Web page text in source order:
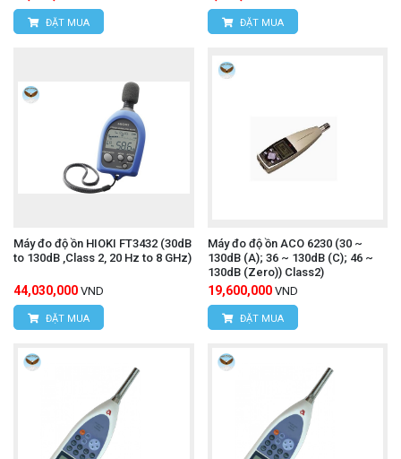
ĐẶT MUA ĐẶT MUA
Máy đo độ ồn HIOKI FT3432 (30dB
to 130dB ,Class 2, 20 Hz to 8 GHz)
44,030,000 VND
ĐẶT MUA
Máy đo độ ồn ACO 6230 (30 ~
130dB (A); 36 ~ 130dB (C); 46 ~
130dB (Zero)) Class2)
19,600,000 VND
ĐẶT MUA